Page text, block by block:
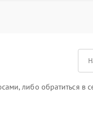
либо обратиться в